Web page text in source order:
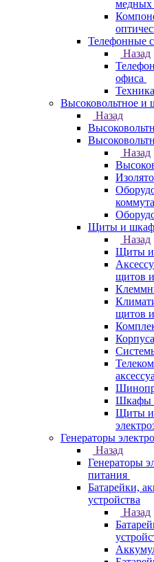
медных
Телефонные
Назад
офиса
Высоковольтное и
Назад
Назад
Щиты и
Назад
Щиты и
щитов
щитов
Шкафы
Щиты и
Генераторы
Назад
Генераторы
питания
Батарейки,
устройства
Назад